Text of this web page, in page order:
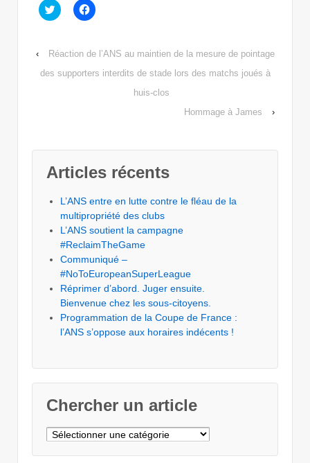
Cliquez
pour
dans
nouvelle
fenêtre)
Cliquez
pour
dans
nouvelle
fenêtre)
‹
Réaction de l’ANS au maintien de la mesure de pointage
des supporters interdits de stade lors des matchs joués à
huis-clos
Hommage à James
›
Articles récents
L’ANS entre en lutte contre le fléau de la
multipropriété des clubs
L’ANS soutient la campagne
#ReclaimTheGame
Communiqué –
#NoToEuropeanSuperLeague
Réprimer d’abord. Juger ensuite.
Bienvenue chez les sous-citoyens.
Programmation de la Coupe de France :
l’ANS s’oppose aux horaires indécents !
Chercher un article
Chercher